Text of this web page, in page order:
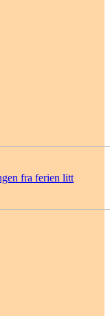
fra ferien litt